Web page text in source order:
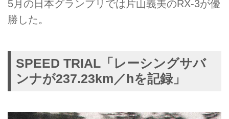
5月の日本グランプリでは片山義美のRX-3が優
勝した。
SPEED TRIAL「レーシングサバ
ンナが237.23km／hを記録」